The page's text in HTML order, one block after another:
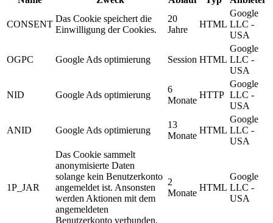
CONSENT
Das Cookie speichert die
Einwilligung der Cookies.
20
Jahre
HTML
Google
LLC -
USA
OGPC Google Ads optimierung Session HTML
Google
LLC -
USA
NID Google Ads optimierung
6
Monate
HTTP
Google
LLC -
USA
ANID Google Ads optimierung
13
Monate
HTML
Google
LLC -
USA
1P_JAR
Das Cookie sammelt
anonymisierte Daten
solange kein Benutzerkonto
angemeldet ist. Ansonsten
werden Aktionen mit dem
angemeldeten
Benutzerkonto verbunden.
2
Monate
HTML
Google
LLC -
USA